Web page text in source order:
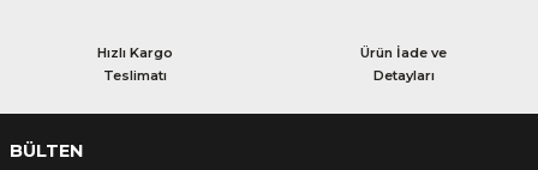
Hızlı Kargo
Teslimatı
Ürün İade ve
Detayları
BÜLTEN